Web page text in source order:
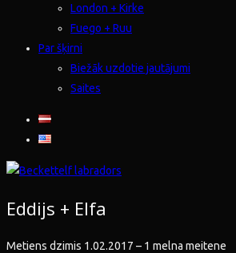
London + Kirke
Fuego + Ruu
Par šķirni
Biežāk uzdotie jautājumi
Saites
Eddijs + Elfa
Metiens dzimis 1.02.2017 – 1 melna meitene